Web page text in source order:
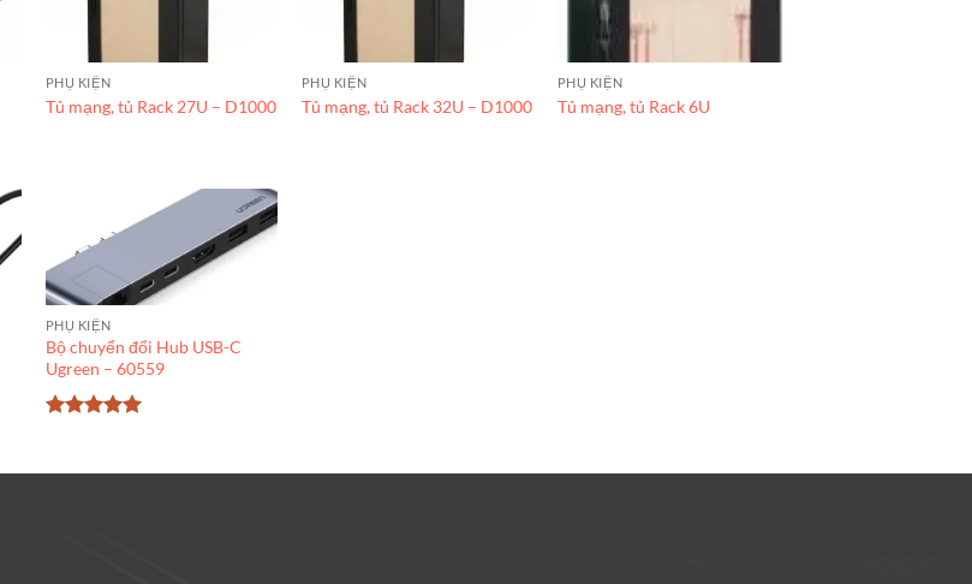
PHỤ KIỆN
Tủ mạng, tủ Rack 27U – D1000
PHỤ KIỆN
Tủ mạng, tủ Rack 32U – D1000
PHỤ KIỆN
Tủ mạng, tủ Rack 6U
PHỤ KIỆN
Bộ chuyển đổi Hub USB-C
Ugreen – 60559
sao